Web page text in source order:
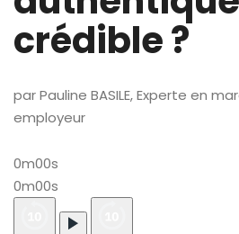
crédible ?
par Pauline BASILE, Experte en
employeur
0m00s
0m00s